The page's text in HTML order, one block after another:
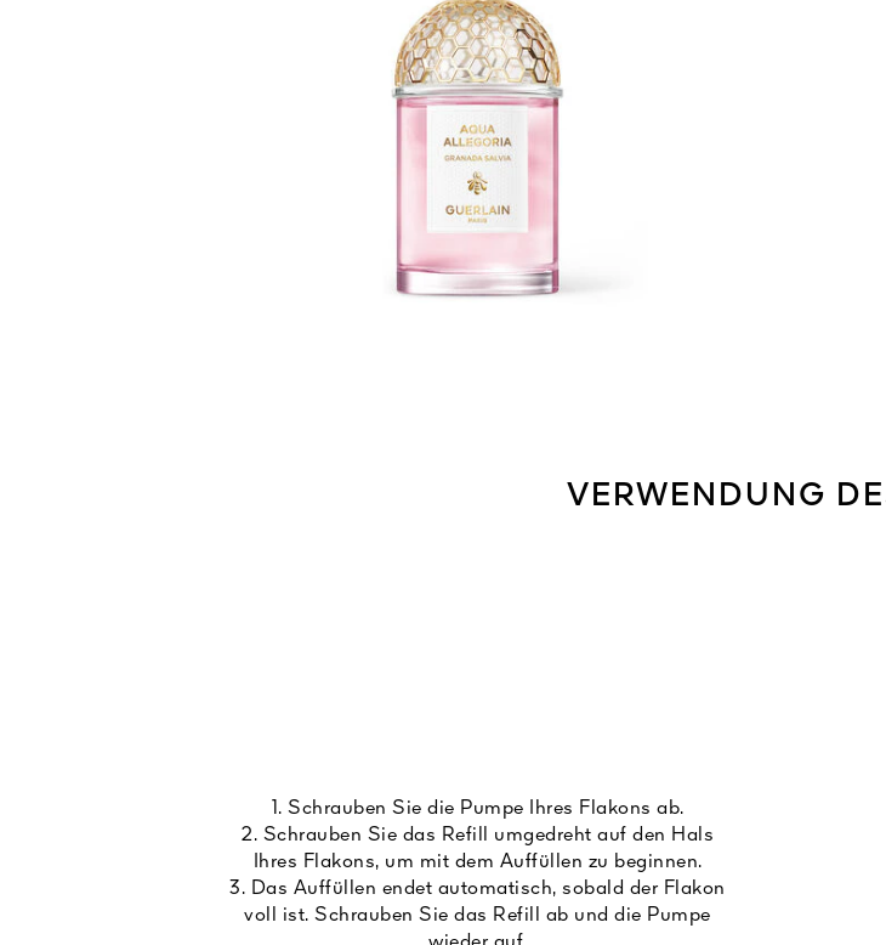
VERWENDUNG
1. Schrauben Sie die Pumpe Ihres Flakons ab.
2. Schrauben Sie das Refill umgedreht auf den Hals
Ihres Flakons, um mit dem Auffüllen zu beginnen.
3. Das Auffüllen endet automatisch, sobald der Flakon
voll ist. Schrauben Sie das Refill ab und die Pumpe